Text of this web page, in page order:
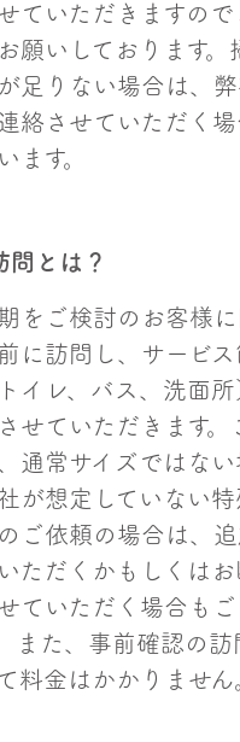
ていただきますので
願いしております。
足りない場合は、
絡させていただく
ます。
問とは？
をご検討のお客様に
に訪問し、サービス
トイレ、バス、洗面
せていただきます。
通常サイズではない
が想定していない
ご依頼の場合は、
ただくかもしくは
ていただく場合もご
また、事前確認の訪
料金はかかりません